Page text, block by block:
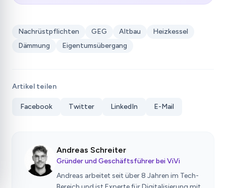
Nachrüstpflichten GEG Altbau
Heizkessel
Dämmung
Eigentumsübergang
Artikel teilen
Facebook Twitter LinkedIn E-Mail
Andreas Schreiter
Gründer und Geschäftsführer bei ViVi
Andreas arbeitet seit über 8 Jahren im Tech-